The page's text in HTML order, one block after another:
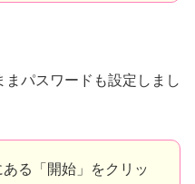
パスワードも設定しまし
る「開始」をクリッ